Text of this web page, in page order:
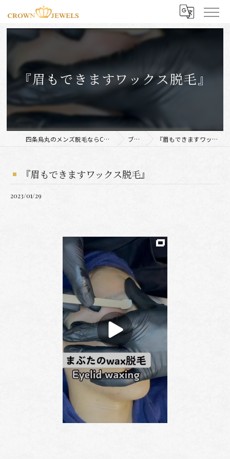
『眉もできますワックス脱毛』
四条烏丸のメンズ脱毛ならCROWN JEWELS ブログ 『眉もできますワックス脱毛』
『眉もできますワックス脱毛』
2023/01/29